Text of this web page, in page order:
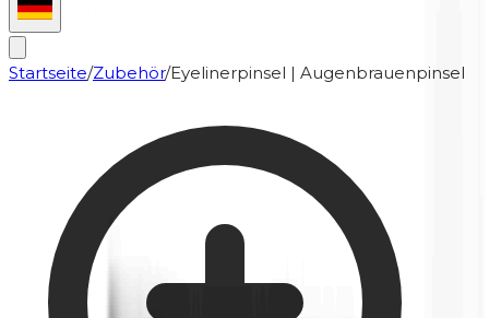
Startseite/Zubehör/Eyelinerpinsel | Augenbrauenpinsel